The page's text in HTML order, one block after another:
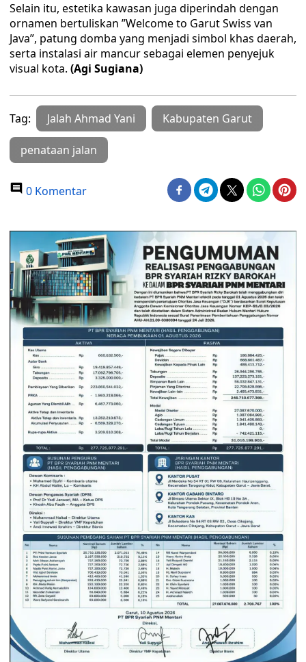
Selain itu, estetika kawasan juga diperindah dengan
ornamen bertuliskan ”Welcome to Garut Swiss van
Java”, patung domba yang menjadi simbol khas daerah,
serta instalasi air mancur sebagai elemen penyejuk
visual kota. (Agi Sugiana)
Tag: Jalah Ahmad Yani Kabupaten Garut
penataan jalan
0 Komentar